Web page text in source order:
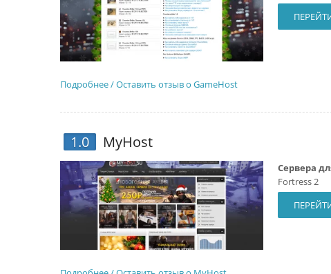
Подробнее / Оставить отзыв о GameHost
1.0 MyHost
Сервера
Fortress 2